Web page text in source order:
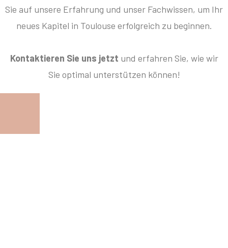
Sie auf unsere Erfahrung und unser Fachwissen, um Ihr
neues Kapitel in Toulouse erfolgreich zu beginnen.
Kontaktieren Sie uns jetzt und erfahren Sie, wie wir
Sie optimal unterstützen können!